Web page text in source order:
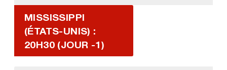
MISSISSIPPI
(ÉTATS-UNIS) :
20H30 (JOUR -1)